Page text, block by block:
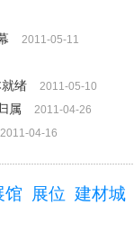
2011-05-11
绪 2011-05-10
属 2011-04-26
2011-04-16
馆 展位 建材城